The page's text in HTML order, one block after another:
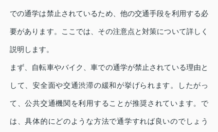
での通学は禁止されているため、他の交通手段を利用する必
要があります。ここでは、その注意点と対策について詳しく
説明します。
まず、自転車やバイク、車での通学が禁止されている理由と
して、安全面や交通渋滞の緩和が挙げられます。したがっ
て、公共交通機関を利用することが推奨されています。で
は、具体的にどのような方法で通学すれば良いのでしょう